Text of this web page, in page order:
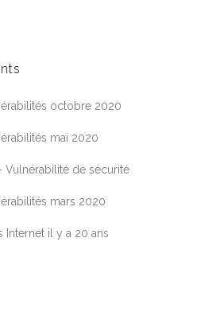
octobre 2020
mai 2020
Vulnérabilité de sécurité
mars 2020
Internet il y a 20 ans